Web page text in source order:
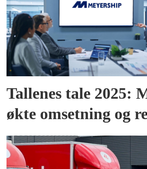
Tallenes tale 2025:
økte omsetning og